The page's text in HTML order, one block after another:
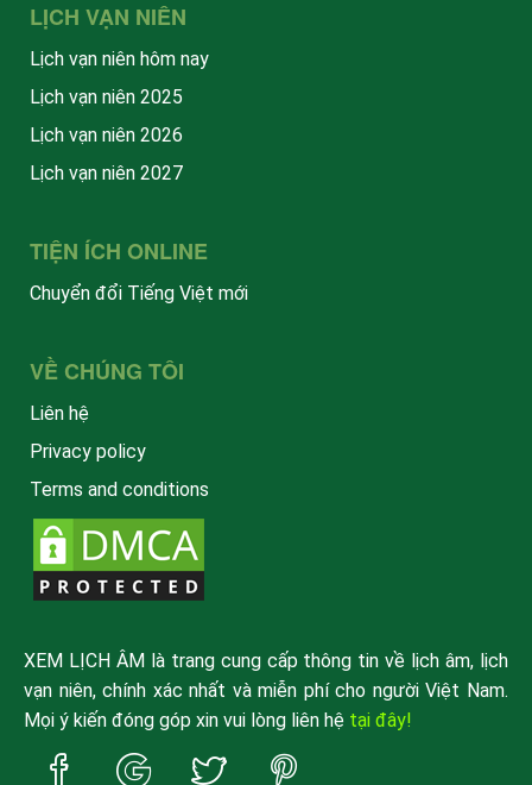
LỊCH VẠN NIÊN
Lịch vạn niên hôm nay
Lịch vạn niên 2025
Lịch vạn niên 2026
Lịch vạn niên 2027
TIỆN ÍCH ONLINE
Chuyển đổi Tiếng Việt mới
VỀ CHÚNG TÔI
Liên hệ
Privacy policy
Terms and conditions
XEM LỊCH ÂM là trang cung cấp thông tin về lịch âm, lịch
vạn niên, chính xác nhất và miễn phí cho người Việt Nam.
Mọi ý kiến đóng góp xin vui lòng liên hệ tại đây!
Trang
Trang
Trang
Trang